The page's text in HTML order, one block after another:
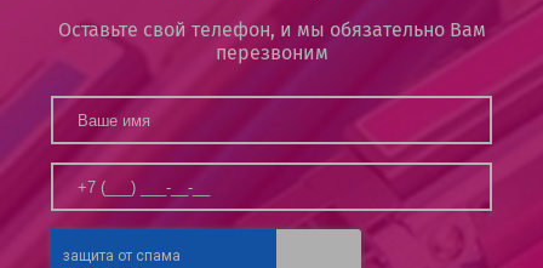
Оставьте свой телефон, и мы обязательно Вам
перезвоним